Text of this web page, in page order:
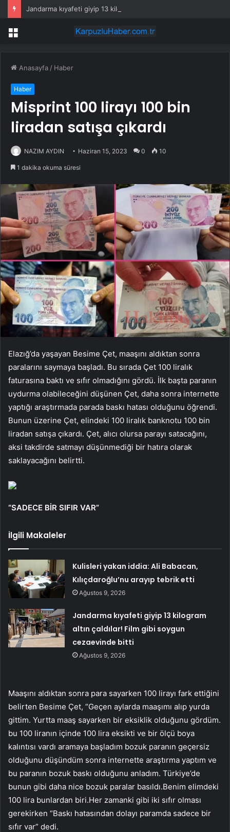
Menü
Anasayfa / Haber
Haber
Misprint 100 lirayı 100 bin
liradan satışa çıkardı
NAZIM AYDIN Haziran 15, 2023 0 10
1 dakika okuma süresi
Elazığ’da yaşayan Besime Çet, maaşını aldıktan sonra
paralarını saymaya başladı. Bu sırada Çet 100 liralık
faturasına baktı ve sıfır olmadığını gördü. İlk başta paranın
uydurma olabileceğini düşünen Çet, daha sonra internette
yaptığı araştırmada parada baskı hatası olduğunu öğrendi.
Bunun üzerine Çet, elindeki 100 liralık banknotu 100 bin
liradan satışa çıkardı. Çet, alıcı olursa parayı satacağını,
aksi takdirde satmayı düşünmediği bir hatıra olarak
saklayacağını belirtti.
“SADECE BİR SIFIR VAR”
İlgili Makaleler
Kulisleri yakan iddia: Ali Babacan,
Kılıçdaroğlu’nu arayıp tebrik etti
Ağustos 9, 2026
Jandarma kıyafeti giyip 13 kilogram
altın çaldılar! Film gibi soygun
cezaevinde bitti
Ağustos 9, 2026
Maaşını aldıktan sonra para sayarken 100 lirayı fark ettiğini
belirten Besime Çet, “Geçen aylarda maaşımı alıp yurda
gittim. Yurtta maaş sayarken bir eksiklik olduğunu gördüm.
bu 100 liranın içinde 100 lira eksikti ve bir ölçü boya
kalıntısı vardı aramaya başladım bozuk paranın geçersiz
olduğunu düşündüm sonra internette araştırma yaptım ve
bu paranın bozuk baskı olduğunu anladım. Türkiye’de
bunun gibi daha nice bozuk paralar basıldı.Benim elimdeki
100 lira bunlardan biri.Her zamanki gibi iki sıfır olması
gerekirken “Baskı hatasından dolayı paramda sadece bir
sıfır var” dedi.